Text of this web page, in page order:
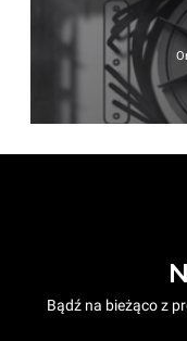
Bądź na bieżąco z